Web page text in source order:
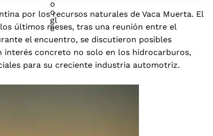
por los recursos naturales de Vaca Muerta. El
últimos meses, tras una reunión entre el
el encuentro, se discutieron posibles
interés concreto no solo en los hidrocarburos,
para su creciente industria automotriz.